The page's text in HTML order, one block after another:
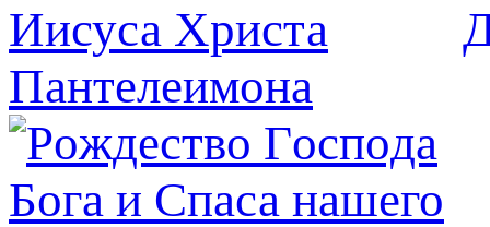
Пантелеимона